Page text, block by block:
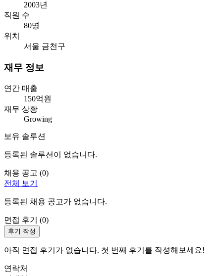
2003년
직원 수
80명
위치
서울 금천구
재무 정보
연간 매출
150억원
재무 상황
Growing
보유 솔루션
등록된 솔루션이 없습니다.
채용 공고 (0)
전체 보기
등록된 채용 공고가 없습니다.
면접 후기 (0)
후기 작성
아직 면접 후기가 없습니다. 첫 번째 후기를 작성해보세요!
연락처